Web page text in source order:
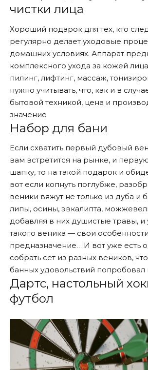
чистки лица
Хороший подарок для тех, кто
регулярно делает уходовые
домашних условиях. Аппарат
комплексного ухода за кожей
пилинг, лифтинг, массаж,
нужно учитывать, что, как и в
бытовой техникой, цена и
значение
Набор для бани
Если схватить первый дубовый
вам встретится на рынке, и
шапку, то на такой подарок и
вот если копнуть поглубже,
веники вяжут не только из дуба и
липы, осины, эвкалипта,
добавляя в них душистые травы, и
такого веника — свои
предназначение… И вот уже есть
собрать сет из разных веников,
банных удовольствий попробовал
Дартс, настольный
футбол